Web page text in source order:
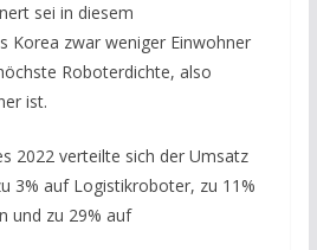
sei in diesem
Korea zwar weniger Einwohner
Roboterdichte, also
ist.
2022 verteilte sich der Umsatz
3% auf Logistikroboter, zu 11%
und zu 29% auf